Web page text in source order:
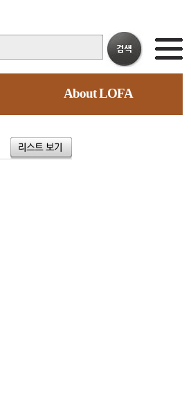
About LOFA